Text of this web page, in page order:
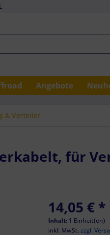
Angebote
& Verteiler
für
14,05 € *
Inhalt: 1 Einheit(en)
inkl. MwSt.zzgl.